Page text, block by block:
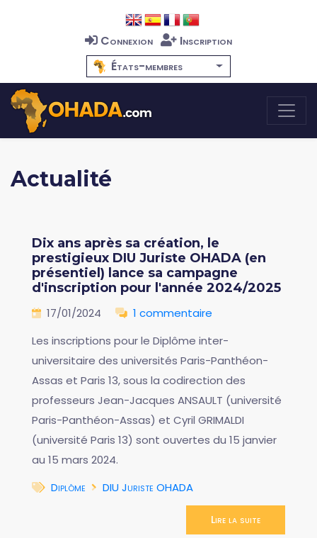
Connexion
Inscription
États-membres
Actualité
Dix ans après sa création, le
prestigieux DIU Juriste OHADA (en
présentiel) lance sa campagne
d'inscription pour l'année 2024/2025
17/01/2024
1 commentaire
Les inscriptions pour le Diplôme inter-
universitaire des universités Paris-Panthéon-
Assas et Paris 13, sous la codirection des
professeurs Jean-Jacques ANSAULT (université
Paris-Panthéon-Assas) et Cyril GRIMALDI
(université Paris 13) sont ouvertes du 15 janvier
au 15 mars 2024.
Diplôme
DIU Juriste OHADA
Lire la suite